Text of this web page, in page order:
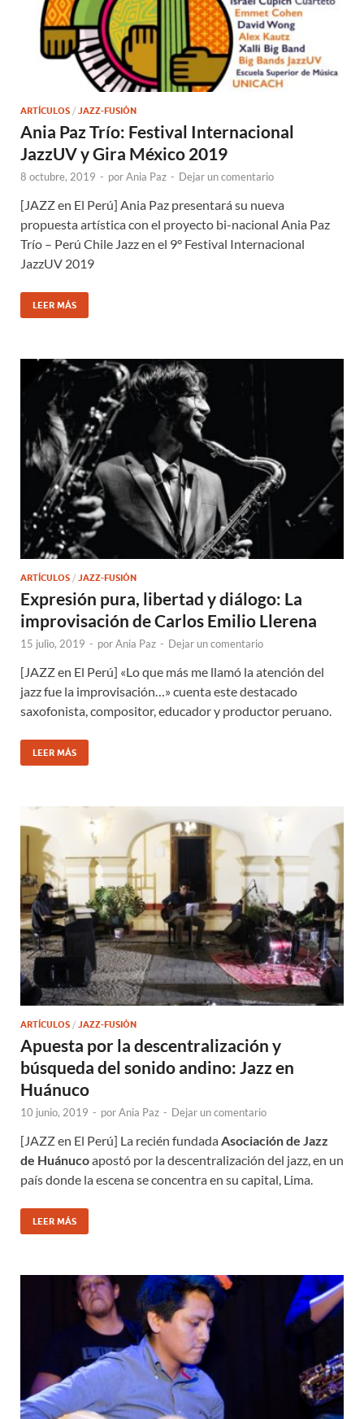
ARTÍCULOS / JAZZ-FUSIÓN
Ania Paz Trío: Festival Internacional
JazzUV y Gira México 2019
8 octubre, 2019 - porAnia Paz - Dejar un comentario
[JAZZ en El Perú] Ania Paz presentará su nueva
propuesta artística con el proyecto bi-nacional Ania Paz
Trío – Perú Chile Jazz en el 9° Festival Internacional
JazzUV 2019
LEER MÁS
ARTÍCULOS / JAZZ-FUSIÓN
Expresión pura, libertad y diálogo: La
improvisación de Carlos Emilio Llerena
15 julio, 2019 - porAnia Paz - Dejar un comentario
[JAZZ en El Perú] «Lo que más me llamó la atención del
jazz fue la improvisación…» cuenta este destacado
saxofonista, compositor, educador y productor peruano.
LEER MÁS
ARTÍCULOS / JAZZ-FUSIÓN
Apuesta por la descentralización y
búsqueda del sonido andino: Jazz en
Huánuco
10 junio, 2019 - porAnia Paz - Dejar un comentario
[JAZZ en El Perú] La recién fundadaAsociación de Jazz
de Huánucoapostó por la descentralización del jazz, en un
país donde la escena se concentra en su capital, Lima.
LEER MÁS